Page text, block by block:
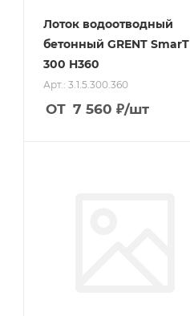
Лоток водоотводный
бетонный GRENT SmarT
300 H360
Арт.: 3.1.5.300.360
ОТ 7 560 ₽/шт